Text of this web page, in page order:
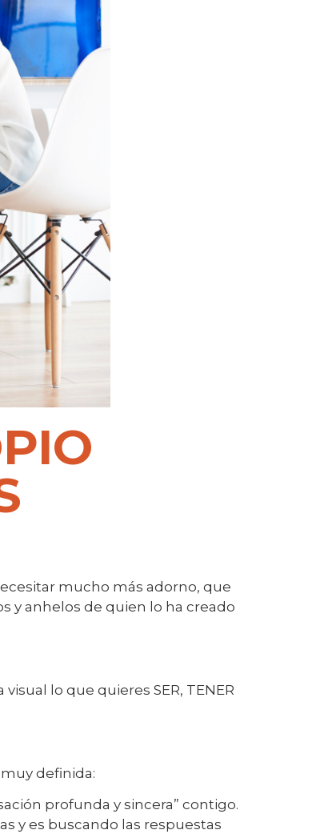
mucho más adorno, que
y anhelos de quien lo ha creado
lo que quieres SER, TENER
definida:
profunda y sincera” contigo.
y es buscando las respuestas